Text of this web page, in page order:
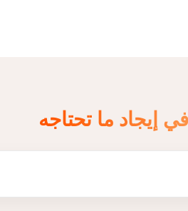
إيجاد ما تحتاجه